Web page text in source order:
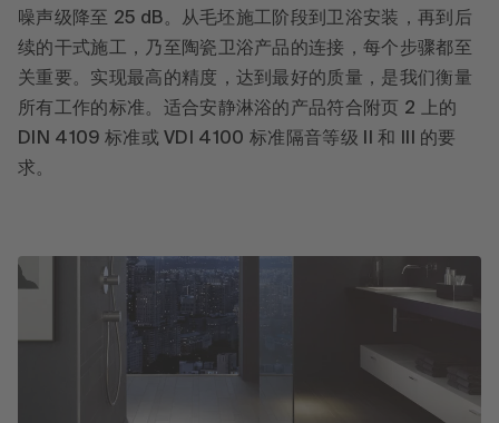
噪声级降至 25 dB。从毛坯施工阶段到卫浴安装，再到后
续的干式施工，乃至陶瓷卫浴产品的连接，每个步骤都至
关重要。实现最高的精度，达到最好的质量，是我们衡量
所有工作的标准。适合安静淋浴的产品符合附页 2 上的
DIN 4109 标准或 VDI 4100 标准隔音等级 II 和 III 的要
求。